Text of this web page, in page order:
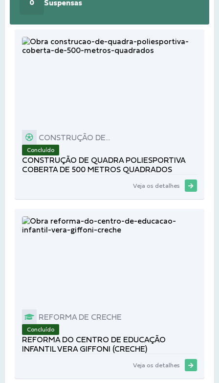
0 Suspensas
CONSTRUÇÃO DE...
Concluído
CONSTRUÇÃO DE QUADRA POLIESPORTIVA
COBERTA DE 500 METROS QUADRADOS
Veja os detalhes
REFORMA DE CRECHE
Concluído
REFORMA DO CENTRO DE EDUCAÇÃO
INFANTIL VERA GIFFONI (CRECHE)
Veja os detalhes